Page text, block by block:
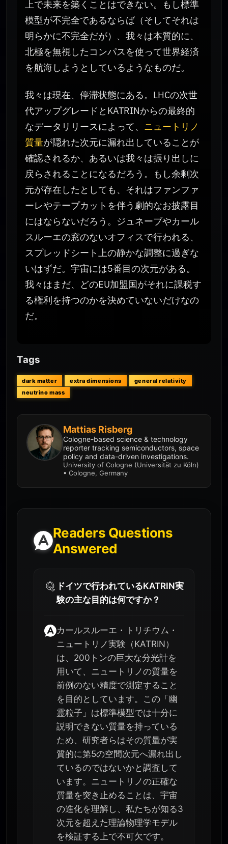
上で未来を築くことはできない。もし標準
模型が不完全であるならば（そしてそれは
明らかに不完全だが）、我々は本質的に、
北極を無視したコンパスを使って世界経済
を航海しようとしているようなものだ。
我々は現在、停滞状態にある。LHCの次世
代アップグレードとKATRINからの最終的
なデータリリースによって、 ニュートリノ
質量が隠れた次元に漏れ出していることが
確認されるか、あるいは我々は振り出しに
戻らされることになるだろう。もし余剰次
元が存在したとしても、それはファンファ
ーレやテープカットを伴う劇的なお披露目
にはならないだろう。ジュネーブやカール
スルーエの窓のないオフィスで行われる、
スプレッドシート上の静かな調整に過ぎな
いはずだ。宇宙には5番目の次元がある。
我々はまだ、どのEU加盟国がそれに課税す
る権利を持つのかを決めていないだけなの
だ。
Tags
dark matter extra dimensions
general relativity
neutrino mass
Mattias Risberg
Cologne-based science & technology
reporter tracking semiconductors, space
policy and data-driven investigations.
University of Cologne (Universität zu Köln)
• Cologne, Germany
Readers Questions
Answered
ドイツで行われているKATRIN実
験の主な目的は何ですか？
カールスルーエ・トリチウム・
ニュートリノ実験（KATRIN）
は、200トンの巨大な分光計を
用いて、ニュートリノの質量を
前例のない精度で測定すること
を目的としています。この「幽
霊粒子」は標準模型では十分に
説明できない質量を持っている
ため、研究者らはその質量が実
質的に第5の空間次元へ漏れ出し
ているのではないかと調査して
います。ニュートリノの正確な
質量を突き止めることは、宇宙
の進化を理解し、私たちが知る3
次元を超えた理論物理学モデル
を検証する上で不可欠です。